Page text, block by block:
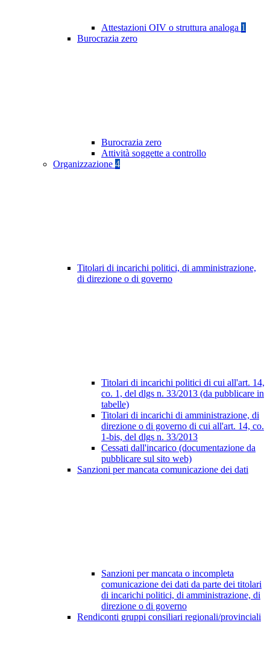
Attestazioni OIV o struttura analoga 1
Burocrazia zero
Burocrazia zero
Attività soggette a controllo
Organizzazione 4
Titolari di incarichi politici, di amministrazione,
di direzione o di governo
Titolari di incarichi politici di cui all'art. 14,
co. 1, del dlgs n. 33/2013 (da pubblicare in
tabelle)
Titolari di incarichi di amministrazione, di
direzione o di governo di cui all'art. 14, co.
1-bis, del dlgs n. 33/2013
Cessati dall'incarico (documentazione da
pubblicare sul sito web)
Sanzioni per mancata comunicazione dei dati
Sanzioni per mancata o incompleta
comunicazione dei dati da parte dei titolari
di incarichi politici, di amministrazione, di
direzione o di governo
Rendiconti gruppi consiliari regionali/provinciali